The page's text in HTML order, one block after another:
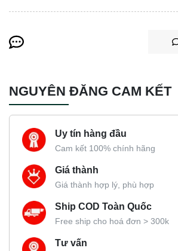
NGUYÊN ĐĂNG CAM KẾT
Uy tín hàng đầu
Cam kết 100% chính hãng
Giá thành
Giá thành hợp lý, phù hợp
Ship COD Toàn Quốc
Free ship cho hoá đơn > 300k
Tư vấn